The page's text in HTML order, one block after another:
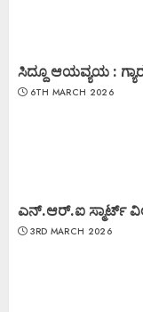
ಸಿದ್ದೂ ಆಯವ್ಯಯ :
6TH MARCH 2026
ಎನ್.ಆರ್.ಐ ಸ್ಮಾರ್ಟ್
3RD MARCH 2026